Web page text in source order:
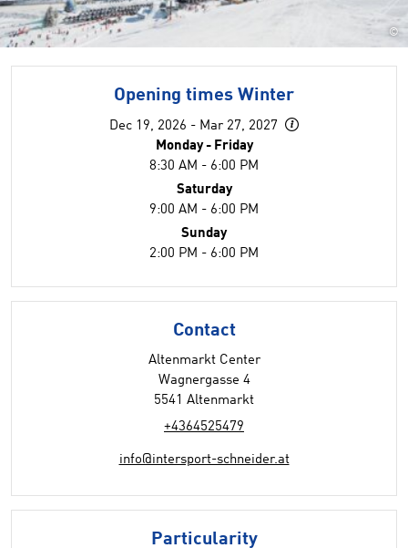
©
Opening times Winter
Dec 19, 2026 - Mar 27, 2027
Monday - Friday
8:30 AM - 6:00 PM
Saturday
9:00 AM - 6:00 PM
Sunday
2:00 PM - 6:00 PM
Contact
Altenmarkt Center
Wagnergasse 4
5541 Altenmarkt
+4364525479
info@intersport-schneider.at
Particularity